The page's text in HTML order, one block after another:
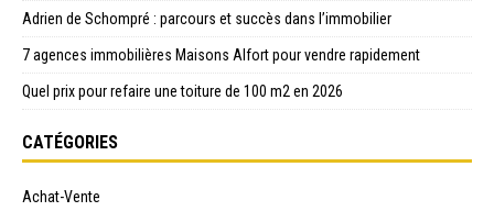
Adrien de Schompré : parcours et succès dans l’immobilier
7 agences immobilières Maisons Alfort pour vendre rapidement
Quel prix pour refaire une toiture de 100 m2 en 2026
CATÉGORIES
Achat-Vente